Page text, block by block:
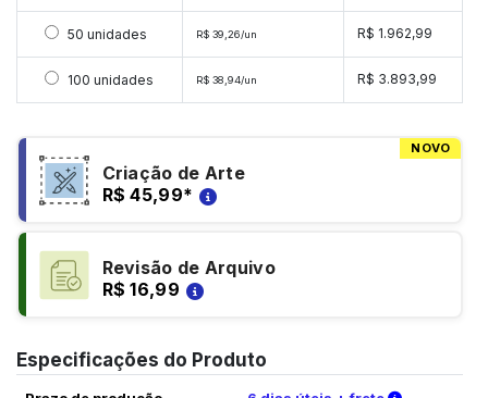
Selecionar 50 unidades
50 unidades R$ 39,26/un R$ 1.962,99
Selecionar 100 unidades
100 unidades R$ 38,94/un R$ 3.893,99
NOVO
Criação de Arte
R$ 45,99*
Revisão de Arquivo
R$ 16,99
Especificações do Produto